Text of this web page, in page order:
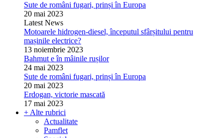
Sute de români fugari, prinși în Europa
20 mai 2023
Latest News
Motoarele hidrogen-diesel, începutul sfârșitului pentru
mașinile electrice?
13 noiembrie 2023
Bahmut e în mâinile rușilor
24 mai 2023
Sute de români fugari, prinși în Europa
20 mai 2023
Erdogan, victorie mascată
17 mai 2023
+ Alte rubrici
Actualitate
Pamflet